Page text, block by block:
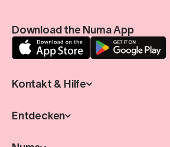
Download the Numa App
Kontakt & Hilfe
Entdecken